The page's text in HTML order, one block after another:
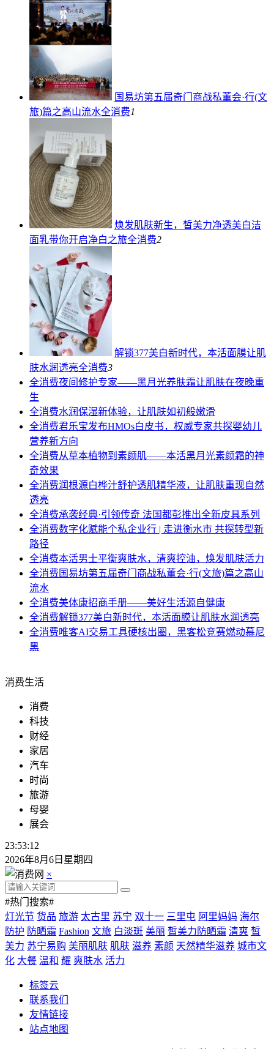
国易坊第五届奇门商战私董会·行(文
旅)篇之高山流水全消费1
焕发肌肤新生，皙美力净透美白洁
面乳带你开启净白之旅全消费2
解锁377美白新时代，本活面膜让肌
肤水润透亮全消费3
全消费夜间修护专家——黑月光养肤霜让肌肤在夜晚重
生
全消费水润保湿新体验，让肌肤如初般嫩滑
全消费君乐宝发布HMOs白皮书，权威专家共探婴幼儿
营养新方向
全消费从草本植物到素颜肌——本活黑月光素颜霜的神
奇效果
全消费润根源白桦汁舒护透肌精华液，让肌肤重现自然
透亮
全消费承袭经典·引领传奇 法国都彭推出全新皮具系列
全消费数字化赋能个私企业行 | 走进衡水市 共探转型新
路径
全消费本活男士平衡爽肤水，清爽控油，焕发肌肤活力
全消费 国易坊第五届奇门商战私董会·行(文旅)篇之高山
流水
全消费美体康招商手册——美好生活源自健康
全消费解锁377美白新时代，本活面膜让肌肤水润透亮
全消费唯客AI交易工具硬核出圈，黑客松竞赛燃动慕尼
黑
消费生活
消费
科技
财经
家居
汽车
时尚
旅游
母婴
展会
23:53:13
2026年8月6日星期四
×
#热门搜索#
灯光节 货品 旅游 太古里 苏宁 双十一 三里屯 阿里妈妈 海尔
防护 防晒霜 Fashion 文旅 白淡斑 美丽 皙美力防晒霜 清爽 皙
美力 苏宁易购 美丽肌肤 肌肤 滋养 素颜 天然精华滋养 城市文
化 大餐 温和 耀 爽肤水 活力
标签云
联系我们
友情链接
站点地图